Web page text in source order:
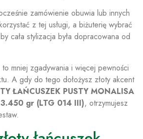
zamówienie obuwia lub innych
z tej usługi, a biżuterię wybrać
cała stylizacja była dopracowana od
mniej zgadywania i więcej pewności
A gdy do tego dołożysz złoty akcent
ŁAŃCUSZEK PUSTY MONALISA
gr (LTG 014 III), otrzymujesz